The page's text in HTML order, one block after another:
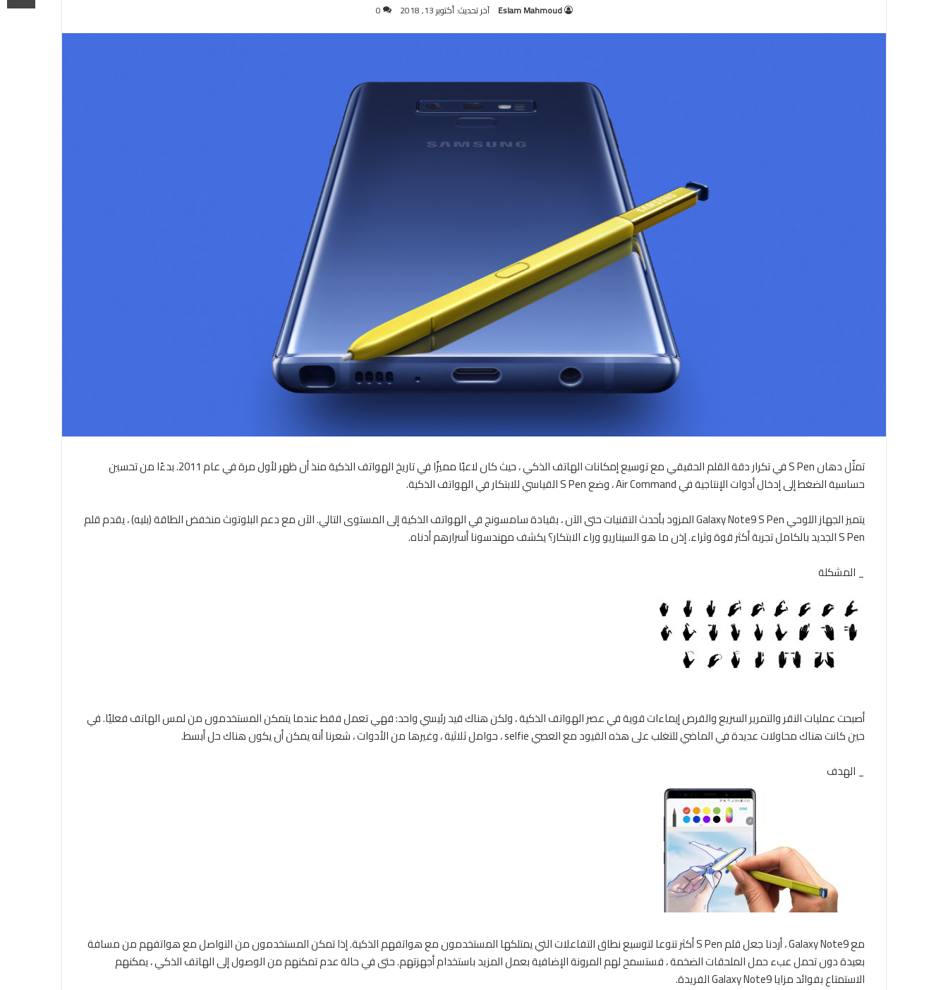
Eslam Mahmoud آخر تحديث: أكتوبر 13, 2018 0
تمثّل دهان S Pen في تكرار دقة القلم الحقيقي مع توسيع إمكانات الهاتف الذكي ، حيث كان لاعبًا مميزًا في تاريخ الهواتف الذكية منذ أن ظهر لأول مرة في عام 2011. بدءًا من تحسين
حساسية الضغط إلى إدخال أدوات الإنتاجية في Air Command ، وضع S Pen القياسي للابتكار في الهواتف الذكية.
يتميز الجهاز اللوحي Galaxy Note9 S Pen المزود بأحدث التقنيات حتى الآن ، بقيادة سامسونج في الهواتف الذكية إلى المستوى التالي. الآن مع دعم البلوتوث منخفض الطاقة (بليه) ، يقدم قلم
S Pen الجديد بالكامل تجربة أكثر قوة وثراء. إذن ما هو السيناريو وراء الابتكار؟ يكشف مهندسونا أسرارهم أدناه.
_ المشكلة
أصبحت عمليات النقر والتمرير السريع والقرص إيماءات قوية في عصر الهواتف الذكية ، ولكن هناك قيد رئيسي واحد: فهي تعمل فقط عندما يتمكن المستخدمون من لمس الهاتف فعليًا. في
حين كانت هناك محاولات عديدة في الماضي للتغلب على هذه القيود مع العصي selfie ، حوامل ثلاثية ، وغيرها من الأدوات ، شعرنا أنه يمكن أن يكون هناك حل أبسط.
_ الهدف
مع Galaxy Note9 ، أردنا جعل قلم S Pen أكثر تنوعا لتوسيع نطاق التفاعلات التي يمتلكها المستخدمون مع هواتفهم الذكية. إذا تمكن المستخدمون من التواصل مع هواتفهم من مسافة
بعيدة دون تحمل عبء حمل الملحقات الضخمة ، فستسمح لهم المرونة الإضافية بعمل المزيد باستخدام أجهزتهم. حتى في حالة عدم تمكنهم من الوصول إلى الهاتف الذكي ، يمكنهم
الاستمتاع بفوائد مزايا Galaxy Note9 الفريدة.